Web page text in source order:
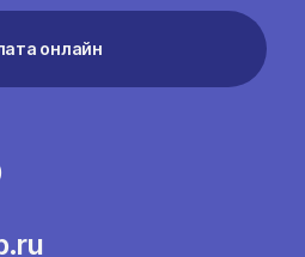
онлайн